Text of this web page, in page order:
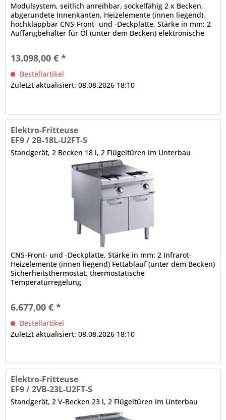
Modulsystem, seitlich anreihbar, sockelfähig 2 x Becken,
abgerundete Innenkanten, Heizelemente (innen liegend),
hochklappbar CNS-Front- und -Deckplatte, Stärke in mm: 2
Auffangbehälter für Öl (unter dem Becken) elektronische
13.098,00 € *
Bestellartikel
Zuletzt aktualisiert: 08.08.2026 18:10
Elektro-Fritteuse
EF9 / 2B-18L-U2FT-S
Standgerät, 2 Becken 18 l, 2 Flügeltüren im Unterbau
CNS-Front- und -Deckplatte, Stärke in mm: 2 Infrarot-
Heizelemente (innen liegend) Fettablauf (unter dem Becken)
Sicherheitsthermostat, thermostatische
Temperaturregelung
6.677,00 € *
Bestellartikel
Zuletzt aktualisiert: 08.08.2026 18:10
Elektro-Fritteuse
EF9 / 2VB-23L-U2FT-S
Standgerät, 2 V-Becken 23 l, 2 Flügeltüren im Unterbau